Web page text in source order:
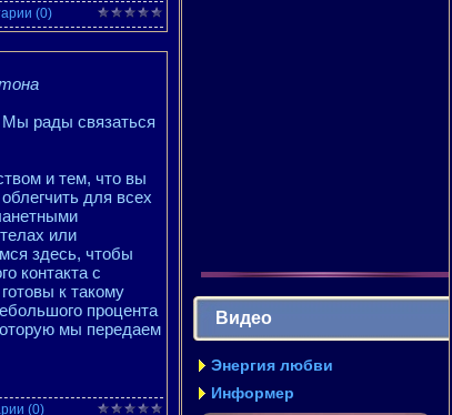
(0)
Мы рады связаться
и тем, что вы
для всех
или
здесь, чтобы
контакта с
к такому
процента
мы передаем
(0)
Видео
Энергия любви
Информер